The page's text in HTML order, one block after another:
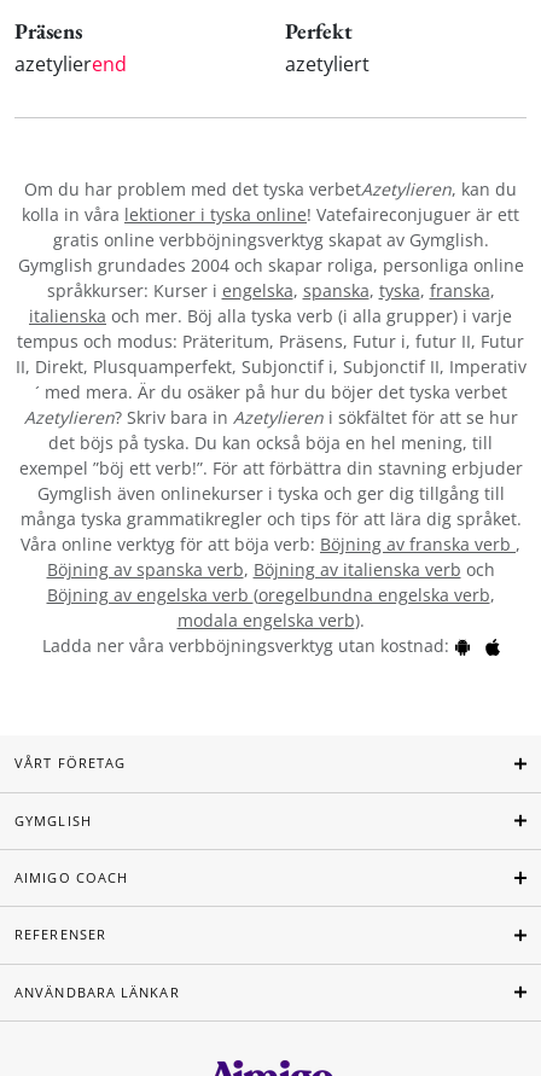
Präsens
azetylierend
Perfekt
azetyliert
Om du har problem med det tyska verbetAzetylieren, kan du
kolla in våra lektioner i tyska online! Vatefaireconjuguer är ett
gratis online verbböjningsverktyg skapat av Gymglish.
Gymglish grundades 2004 och skapar roliga, personliga online
språkkurser: Kurser i engelska, spanska, tyska, franska,
italienska och mer. Böj alla tyska verb (i alla grupper) i varje
tempus och modus: Präteritum, Präsens, Futur i, futur II, Futur
II, Direkt, Plusquamperfekt, Subjonctif i, Subjonctif II, Imperativ
´ med mera. Är du osäker på hur du böjer det tyska verbet
Azetylieren? Skriv bara in Azetyliereni sökfältet för att se hur
det böjs på tyska. Du kan också böja en hel mening, till
exempel ”böj ett verb!”. För att förbättra din stavning erbjuder
Gymglish även onlinekurser i tyska och ger dig tillgång till
många tyska grammatikregler och tips för att lära dig språket.
Våra online verktyg för att böja verb: Böjning av franska verb ,
Böjning av spanska verb, Böjning av italienska verb och
Böjning av engelska verb (oregelbundna engelska verb,
modala engelska verb).
Ladda ner våra verbböjningsverktyg utan kostnad:
VÅRT FÖRETAG
GYMGLISH
AIMIGO COACH
REFERENSER
ANVÄNDBARA LÄNKAR